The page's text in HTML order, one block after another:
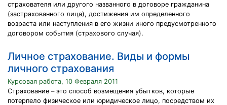
страхователя или другого названного в договоре гражданина
(застрахованного лица), достижения им определенного
возраста или наступления в его жизни иного предусмотренного
договором события (страхового случая).
Личное страхование. Виды и формы
личного страхования
Курсовая работа, 10 Февраля 2011
Страхование – это способ возмещения убытков, которые
потерпело физическое или юридическое лицо, посредством их